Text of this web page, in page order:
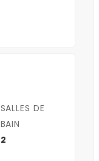
SALLES DE
BAIN
2